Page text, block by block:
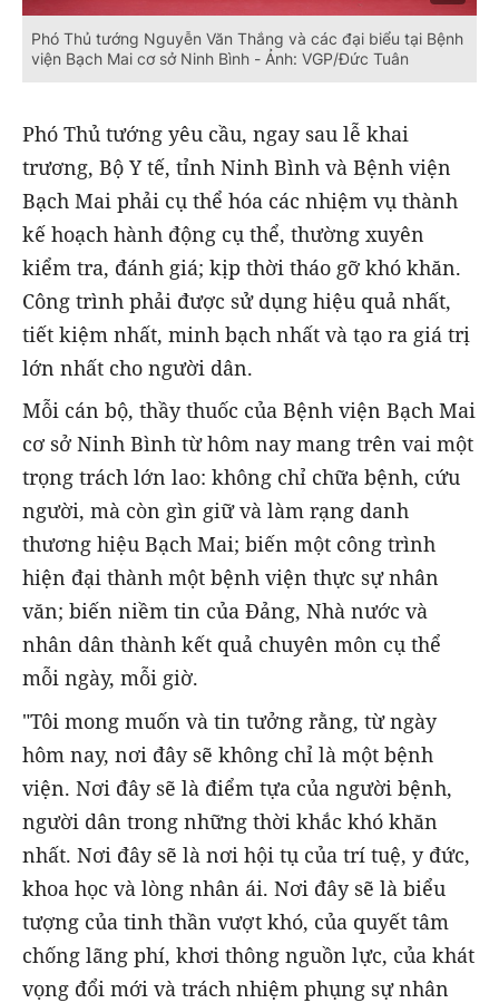
Phó Thủ tướng Nguyễn Văn Thắng và các đại biểu tại Bệnh
viện Bạch Mai cơ sở Ninh Bình - Ảnh: VGP/Đức Tuân
Phó Thủ tướng yêu cầu, ngay sau lễ khai
trương, Bộ Y tế, tỉnh Ninh Bình và Bệnh viện
Bạch Mai phải cụ thể hóa các nhiệm vụ thành
kế hoạch hành động cụ thể, thường xuyên
kiểm tra, đánh giá; kịp thời tháo gỡ khó khăn.
Công trình phải được sử dụng hiệu quả nhất,
tiết kiệm nhất, minh bạch nhất và tạo ra giá trị
lớn nhất cho người dân.
Mỗi cán bộ, thầy thuốc của Bệnh viện Bạch Mai
cơ sở Ninh Bình từ hôm nay mang trên vai một
trọng trách lớn lao: không chỉ chữa bệnh, cứu
người, mà còn gìn giữ và làm rạng danh
thương hiệu Bạch Mai; biến một công trình
hiện đại thành một bệnh viện thực sự nhân
văn; biến niềm tin của Đảng, Nhà nước và
nhân dân thành kết quả chuyên môn cụ thể
mỗi ngày, mỗi giờ.
"Tôi mong muốn và tin tưởng rằng, từ ngày
hôm nay, nơi đây sẽ không chỉ là một bệnh
viện. Nơi đây sẽ là điểm tựa của người bệnh,
người dân trong những thời khắc khó khăn
nhất. Nơi đây sẽ là nơi hội tụ của trí tuệ, y đức,
khoa học và lòng nhân ái. Nơi đây sẽ là biểu
tượng của tinh thần vượt khó, của quyết tâm
chống lãng phí, khơi thông nguồn lực, của khát
vọng đổi mới và trách nhiệm phụng sự nhân